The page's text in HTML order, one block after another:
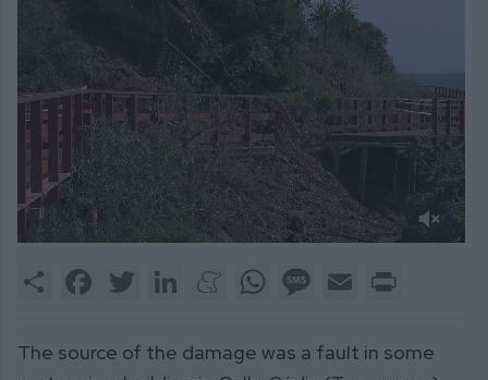
36
Share FacebookTwitter LinkedInMeneameWhatsAppMessage
Email
The source of the damage was a fault in some